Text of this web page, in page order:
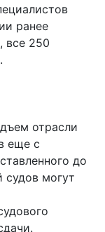
ранее
все 250
отрасли
еще с
до
судов могут